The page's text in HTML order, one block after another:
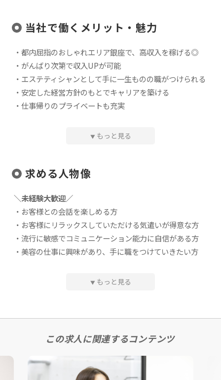
°˖✧°˖˖✧°˖ CHECK°˖✧°˖˖✧°˖
✅顧客の年齢層は20代～30代がメイン。
✅高校生から40代まで幅広い年齢のお客様が来店します。
✅ リピート率85%以上！経験を重ねるとリピートのお客様
で予約が埋まるようになります。
✅ 新規開拓やノルマなし！新規のお客様はHPなどからご
°˖✧°˖˖✧°˖ °˖✧°˖˖✧°˖ °˖✧°˖˖✧°˖
入社後は研修期間としてセミナーを受講いただきます。
徐々に実践できるようになっていただく予定です。
そこから実践を積み重ねていくと、美容整体のボディコー
スのセミナーも同様に実施していき、現場デビューになり
ます。
また、セミナーは無料で提供しているので、未経験の方で
・完全予約制エステサロンでの接客、オールハンドに
よる施術
・受付、電話対応、SNSの更新、店舗の清掃、備品補
当社で働くメリット・魅力
・都内屈指のおしゃれエリア銀座で、高収入を稼げる◎
・がんばり次第で収入UPが可能
・エステティシャンとして手に一生ものの職がつけられる
・安定した経営方針のもとでキャリアを築ける
・仕事帰りのプライベートも充実
▼ もっと見る
求める人物像
＼未経験大歓迎／
・お客様との会話を楽しめる方
・お客様にリラックスしていただける気遣いが得意な方
・流行に敏感でコミュニケーション能力に自信がある方
・美容の仕事に興味があり、手に職をつけていきたい方
※施術のスキル・経験より、コミュニケーション能力を重
歓迎条件・スキル
・販売や接客など、顧客折衝の経験
・下記のようなオールハンドでの施術経験
▼ もっと見る
この求人に関連するコンテンツ